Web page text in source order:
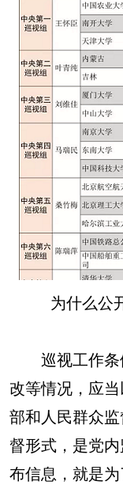
为什么公开
巡视工作条
改等情况，应
部和人民群众
督形式，是党
布信息，就是